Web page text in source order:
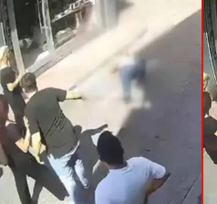
Manşet Altı
Manşetler
Resmi İlan
Sağlık